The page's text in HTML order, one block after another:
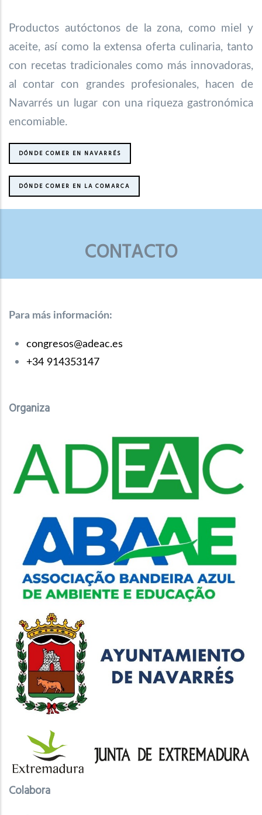
Productos autóctonos de la zona, como miel y
aceite, así como la extensa oferta culinaria, tanto
con recetas tradicionales como más innovadoras,
al contar con grandes profesionales, hacen de
Navarrés un lugar con una riqueza gastronómica
encomiable.
DÓNDE COMER EN NAVARRÉS
DÓNDE COMER EN LA COMARCA
CONTACTO
Para más información:
congresos@adeac.es
+34 914353147
Organiza
Colabora